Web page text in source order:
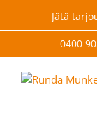
Jätä
0400